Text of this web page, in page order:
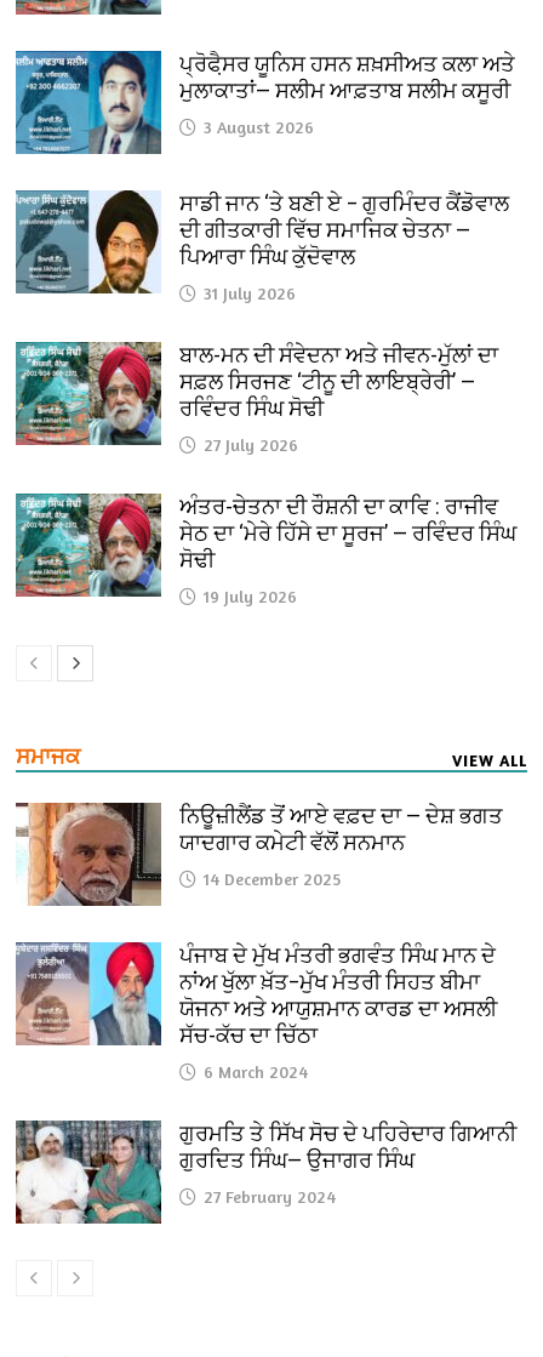
ਪ੍ਰੋਫੈ਼ਸਰ ਯੂਨਿਸ ਹਸਨ ਸ਼ਖ਼ਸੀਅਤ ਕਲਾ ਅਤੇ
ਮੁਲਾਕਾਤਾਂ— ਸਲੀਮ ਆਫ਼ਤਾਬ ਸਲੀਮ ਕਸੂਰੀ
3 August 2026
ਸਾਡੀ ਜਾਨ ‘ਤੇ ਬਣੀ ਏ – ਗੁਰਮਿੰਦਰ ਕੈਂਡੋਵਾਲ
ਦੀ ਗੀਤਕਾਰੀ ਵਿੱਚ ਸਮਾਜਿਕ ਚੇਤਨਾ —
ਪਿਆਰਾ ਸਿੰਘ ਕੁੱਦੋਵਾਲ
31 July 2026
ਬਾਲ-ਮਨ ਦੀ ਸੰਵੇਦਨਾ ਅਤੇ ਜੀਵਨ-ਮੁੱਲਾਂ ਦਾ
ਸਫ਼ਲ ਸਿਰਜਣ ‘ਟੀਨੂ ਦੀ ਲਾਇਬ੍ਰੇਰੀ’ —
ਰਵਿੰਦਰ ਸਿੰਘ ਸੋਢੀ
27 July 2026
ਅੰਤਰ-ਚੇਤਨਾ ਦੀ ਰੌਸ਼ਨੀ ਦਾ ਕਾਵਿ : ਰਾਜੀਵ
ਸੇਠ ਦਾ ‘ਮੇਰੇ ਹਿੱਸੇ ਦਾ ਸੂਰਜ’ — ਰਵਿੰਦਰ ਸਿੰਘ
ਸੋਢੀ
19 July 2026
ਸਮਾਜਕ VIEW ALL
ਨਿਊਜ਼ੀਲੈਂਡ ਤੋਂ ਆਏ ਵਫ਼ਦ ਦਾ — ਦੇਸ਼ ਭਗਤ
ਯਾਦਗਾਰ ਕਮੇਟੀ ਵੱਲੋਂ ਸਨਮਾਨ
14 December 2025
ਪੰਜਾਬ ਦੇ ਮੁੱਖ ਮੰਤਰੀ ਭਗਵੰਤ ਸਿੰਘ ਮਾਨ ਦੇ
ਨਾਂਅ ਖੁੱਲਾ ਖ਼ੱਤ–ਮੁੱਖ ਮੰਤਰੀ ਸਿਹਤ ਬੀਮਾ
ਯੋਜਨਾ ਅਤੇ ਆਯੁਸ਼ਮਾਨ ਕਾਰਡ ਦਾ ਅਸਲੀ
ਸੱਚ-ਕੱਚ ਦਾ ਚਿੱਠਾ
6 March 2024
ਗੁਰਮਤਿ ਤੇ ਸਿੱਖ ਸੋਚ ਦੇ ਪਹਿਰੇਦਾਰ ਗਿਆਨੀ
ਗੁਰਦਿਤ ਸਿੰਘ— ਉਜਾਗਰ ਸਿੰਘ
27 February 2024